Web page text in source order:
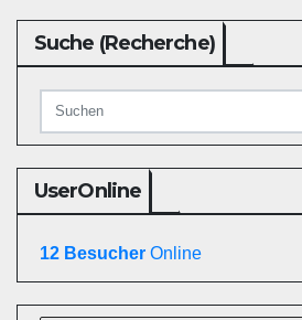
Suche (Recherche)
UserOnline
12 Besucher Online